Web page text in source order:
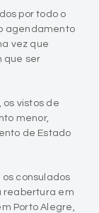
por todo o
agendamento
vez que
que ser
os vistos de
menor,
de Estado
consulados
reabertura em
Porto Alegre,